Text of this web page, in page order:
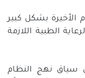
الأخيرة بشكل كبير
الطبية اللازمة
سياق نهج النظام